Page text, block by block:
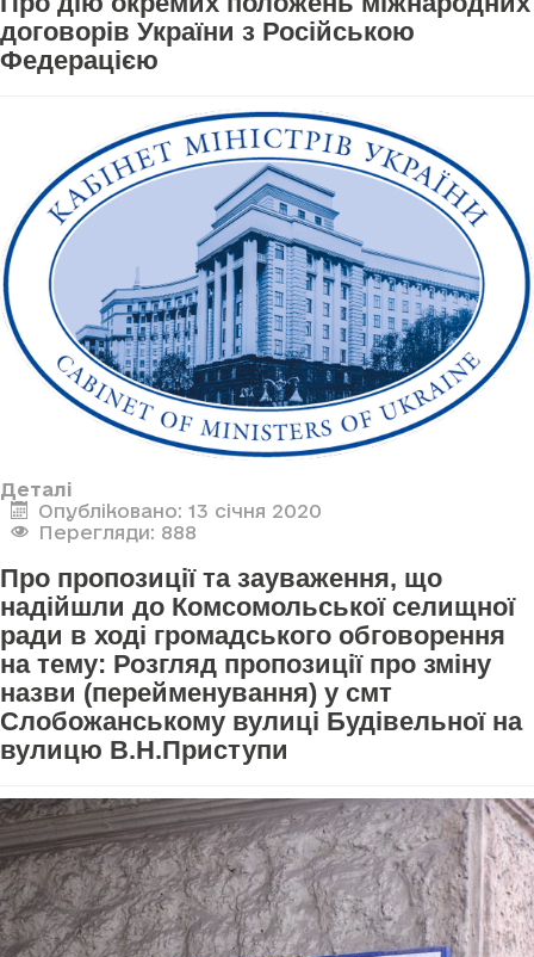
договорів України з Російською
Федерацією
Деталі
Опубліковано: 13 січня 2020
Перегляди: 888
Про пропозиції та зауваження, що
надійшли до Комсомольської селищної
ради в ході громадського обговорення
на тему: Розгляд пропозиції про зміну
назви (перейменування) у смт
Слобожанському вулиці Будівельної на
вулицю В.Н.Приступи